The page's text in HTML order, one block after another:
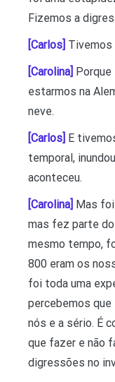
Fizemos a
[Carlos] Tivemos
[Carolina]
estarmos na
neve.
[Carlos] E
temporal,
aconteceu.
[Carolina] Mas
mas fez parte do
mesmo tempo,
800 eram os
foi toda uma
percebemos
nós e a sério. É
que fazer e não
digressões no